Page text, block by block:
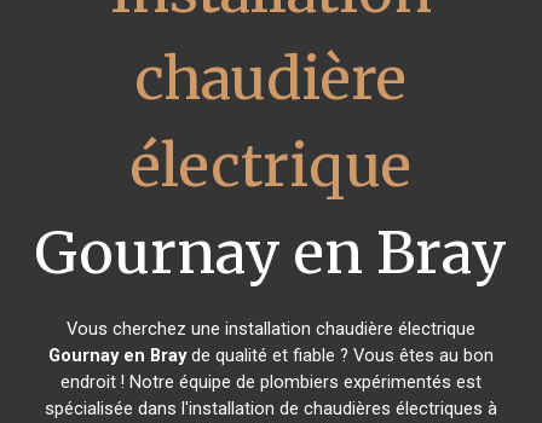
chaudière
électrique
Gournay en Bray
Vous cherchez une installation chaudière électrique
Gournay en Brayde qualité et fiable ? Vous êtes au bon
endroit ! Notre équipe de plombiers expérimentés est
spécialisée dans l'installation de chaudières électriques à